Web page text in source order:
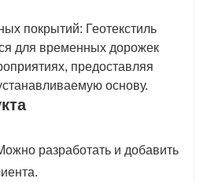
покрытий: Геотекстиль
для временных дорожек
предоставляя
основу.
разработать и добавить